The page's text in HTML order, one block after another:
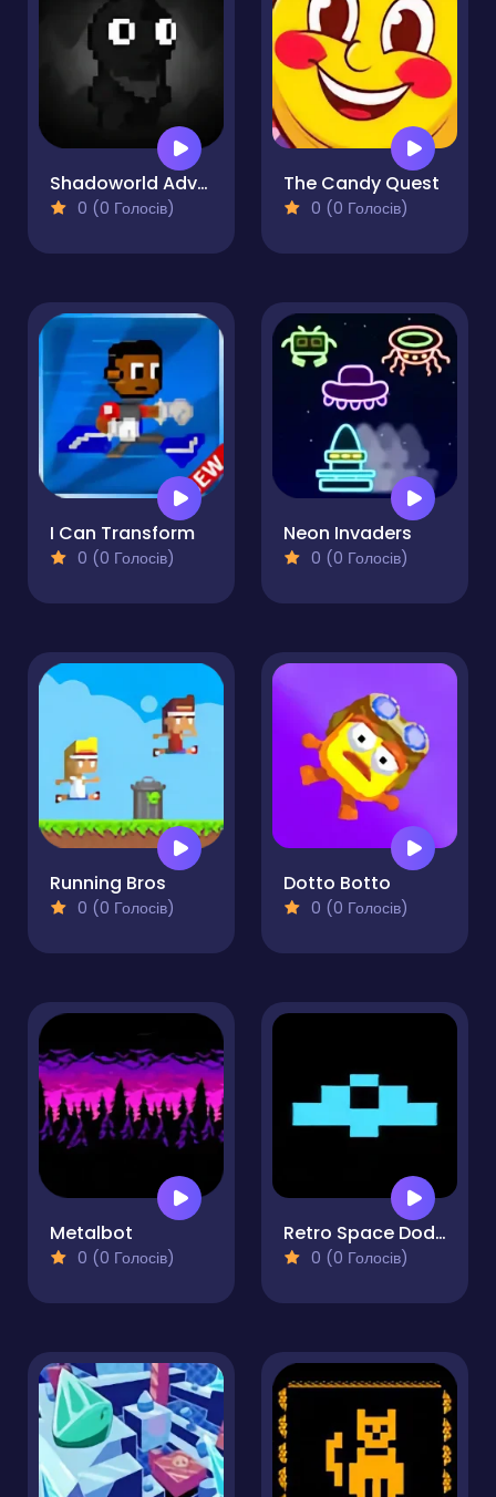
Shadoworld Adventure
0 (0 Голосів)
The Candy Quest
0 (0 Голосів)
I Can Transform
0 (0 Голосів)
Neon Invaders
0 (0 Голосів)
Running Bros
0 (0 Голосів)
Dotto Botto
0 (0 Голосів)
Metalbot
0 (0 Голосів)
Retro Space Dodger!
0 (0 Голосів)